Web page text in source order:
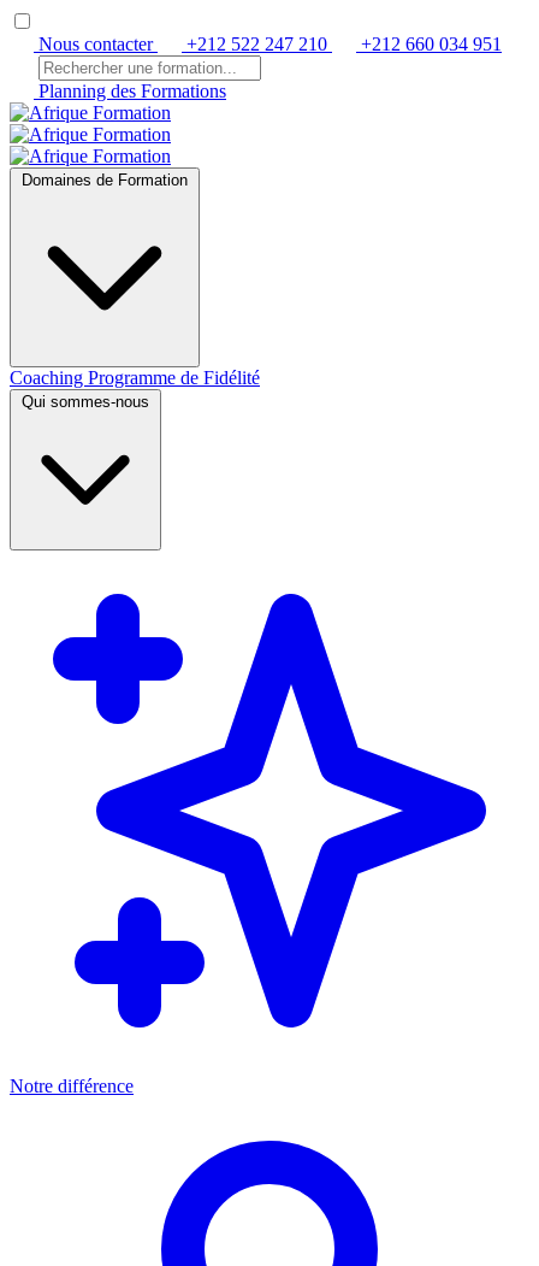
Nous contacter +212 522 247 210 +212 660 034 951
Planning des Formations
Domaines de Formation
Coaching Programme de Fidélité
Qui sommes-nous
Notre différence